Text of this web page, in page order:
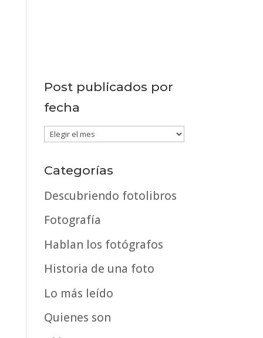
Post publicados por
fecha
Post
por
fecha
Categorías
Descubriendo fotolibros
Fotografía
Hablan los fotógrafos
Historia de una foto
Lo más leído
Quienes son